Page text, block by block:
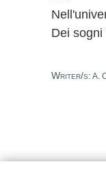
Dei sogni
Writer/s: A.